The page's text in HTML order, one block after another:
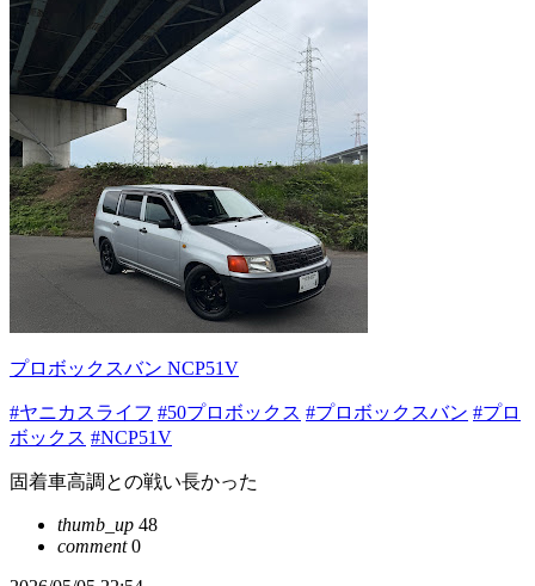
プロボックスバン NCP51V
#ヤニカスライフ #50プロボックス #プロボックスバン #プロ
ボックス #NCP51V
固着車高調との戦い長かった
thumb_up 48
comment0